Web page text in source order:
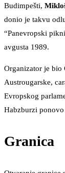
Budimpešti,
donio je takvu
“Panevropski
avgusta 1989.
Organizator je bio
Austrougarske,
Evropskog
Habzburzi
Granica